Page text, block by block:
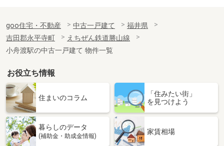
goo住宅・不動産 中古一戸建て
福井県
吉田郡永平寺町
えちぜん鉄道勝山線
小舟渡駅の中古一戸建て 物件一覧
お役立ち情報
住まいのコラム
「住みたい街」
を見つけよう
暮らしのデータ
(補助金・助成金情報)
家賃相場